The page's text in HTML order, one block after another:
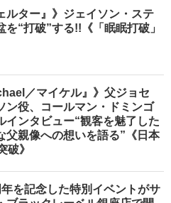
ルター』》ジェイソン・ステ
を“打破”する!!《「眠眠打破」
／マイケル』》父ジョセ
ン役、コールマン・ドミンゴ
インタビュー“観客を魅了した
父親像への想いを語る”《日本
破》
を記念した特別イベントがサ